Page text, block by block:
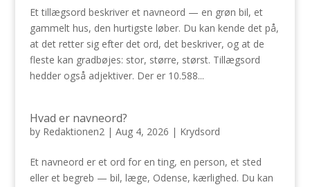
Et tillægsord beskriver et navneord — en grøn bil, et
gammelt hus, den hurtigste løber. Du kan kende det på,
at det retter sig efter det ord, det beskriver, og at de
fleste kan gradbøjes: stor, større, størst. Tillægsord
hedder også adjektiver. Der er 10.588...
Hvad er navneord?
by Redaktionen2| Aug 4, 2026 | Krydsord
Et navneord er et ord for en ting, en person, et sted
eller et begreb — bil, læge, Odense, kærlighed. Du kan